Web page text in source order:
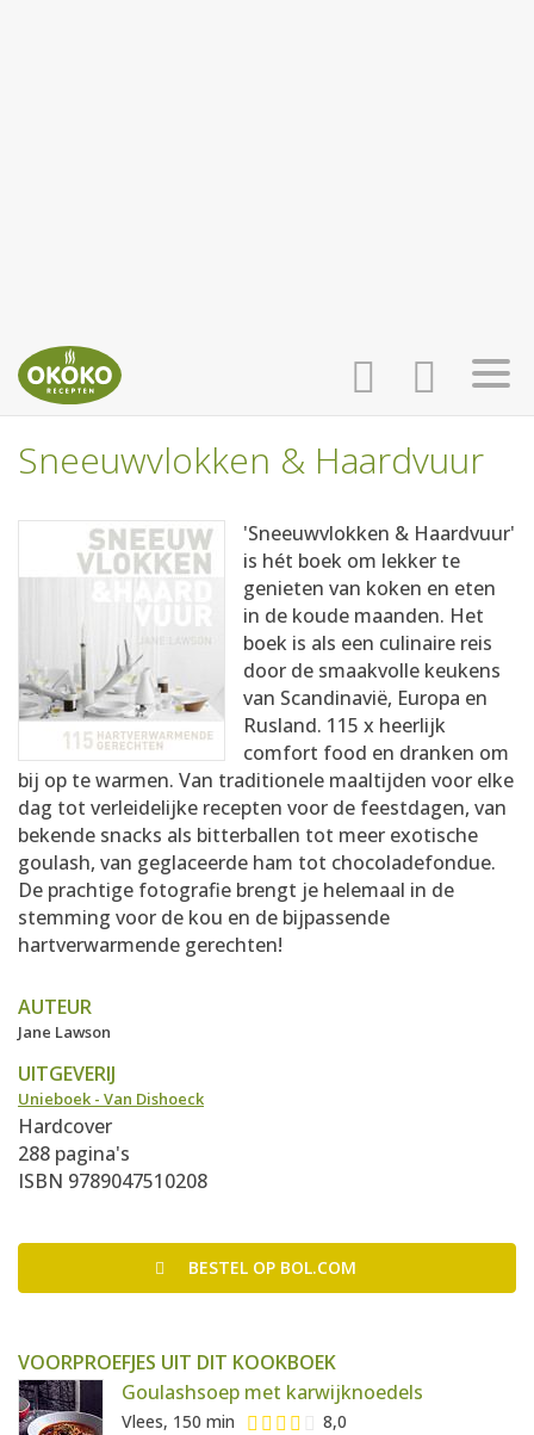
INLOGGEN
AANMELDEN
HOME
RECEPTEN
WEEKMENU'S
KOOKBOEKEN
Sneeuwvlokken & Haardvuur
'Sneeuwvlokken & Haardvuur'
is hét boek om lekker te
genieten van koken en eten
in de koude maanden. Het
boek is als een culinaire reis
door de smaakvolle keukens
van Scandinavië, Europa en
Rusland. 115 x heerlijk
comfort food en dranken om
bij op te warmen. Van traditionele maaltijden voor elke
dag tot verleidelijke recepten voor de feestdagen, van
bekende snacks als bitterballen tot meer exotische
goulash, van geglaceerde ham tot chocoladefondue.
De prachtige fotografie brengt je helemaal in de
stemming voor de kou en de bijpassende
hartverwarmende gerechten!
AUTEUR
Jane Lawson
UITGEVERIJ
Unieboek - Van Dishoeck
Hardcover
288 pagina's
ISBN 9789047510208
BESTEL OP BOL.COM
VOORPROEFJES UIT DIT KOOKBOEK
Goulashsoep met karwijknoedels
Vlees, 150 min 8,0